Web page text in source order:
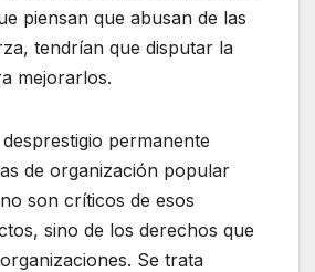
piensan que abusan de las
tendrían que disputar la
mejorarlos.
permanente
de organización popular
son críticos de esos
sino de los derechos que
Se trata